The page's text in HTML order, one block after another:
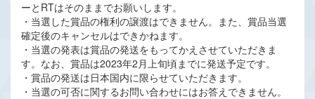
ーとRTはそのままでお願いします。
・当選した賞品の権利の譲渡はできません。また、賞品当選
確定後のキャンセルはできかねます。
・当選の発表は賞品の発送をもってかえさせていただきま
す。なお、賞品は2023年2月上旬頃までに発送予定です。
・賞品の発送は日本国内に限らせていただきます。
・当選の可否に関するお問い合わせにはお答えできません。